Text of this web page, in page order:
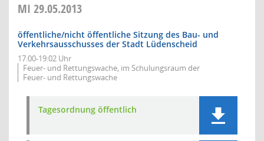
MI 29.05.2013
öffentliche/nicht öffentliche Sitzung des Bau- und
Verkehrsausschusses der Stadt Lüdenscheid
17:00-19:02 Uhr
Feuer- und Rettungswache, im Schulungsraum der
Feuer- und Rettungswache
Tagesordnung öffentlich